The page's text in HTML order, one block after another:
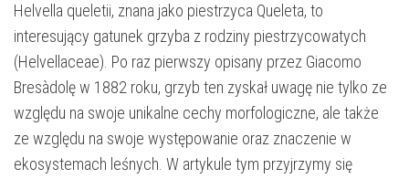
Helvella queletii, znana jako piestrzyca Queleta, to
interesujący gatunek grzyba z rodziny piestrzycowatych
(Helvellaceae). Po raz pierwszy opisany przez Giacomo
Bresàdolę w 1882 roku, grzyb ten zyskał uwagę nie tylko ze
względu na swoje unikalne cechy morfologiczne, ale także
ze względu na swoje występowanie oraz znaczenie w
ekosystemach leśnych. W artykule tym przyjrzymy się